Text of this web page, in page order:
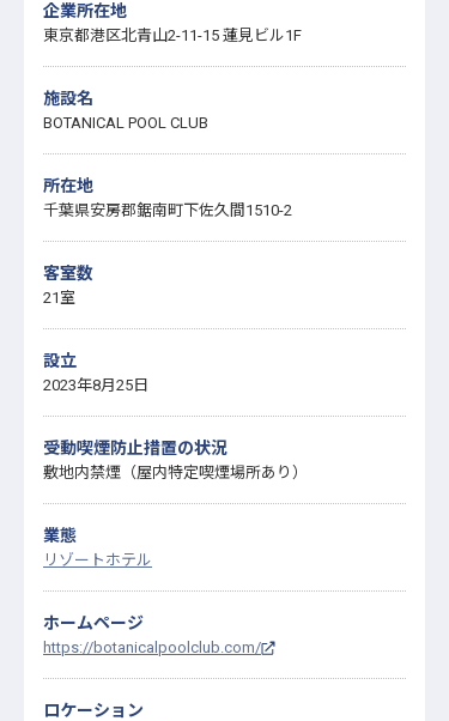
企業所在地
東京都港区北青山2-11-15 蓮見ビル1F
施設名
BOTANICAL POOL CLUB
所在地
千葉県安房郡鋸南町下佐久間1510-2
客室数
21室
設立
2023年8月25日
受動喫煙防止措置の状況
敷地内禁煙（屋内特定喫煙場所あり）
業態
リゾートホテル
ホームページ
https://botanicalpoolclub.com/
ロケーション